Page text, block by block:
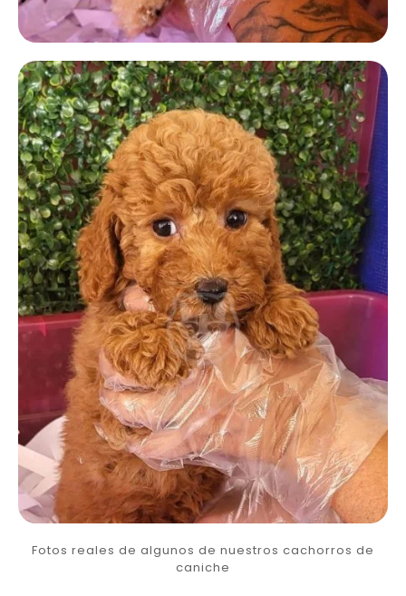
Fotos reales de algunos de nuestros cachorros de
caniche